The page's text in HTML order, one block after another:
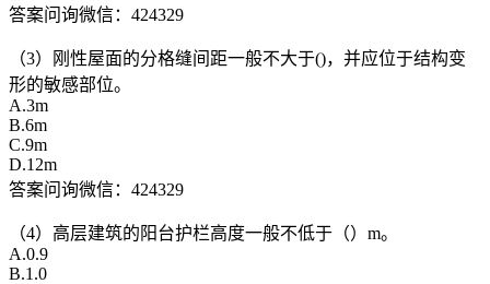
答案问询微信：424329
（3）刚性屋面的分格缝间距一般不大于()，并应位于结构变
形的敏感部位。
A.3m
B.6m
C.9m
D.12m
答案问询微信：424329
（4）高层建筑的阳台护栏高度一般不低于（）m。
A.0.9
B.1.0